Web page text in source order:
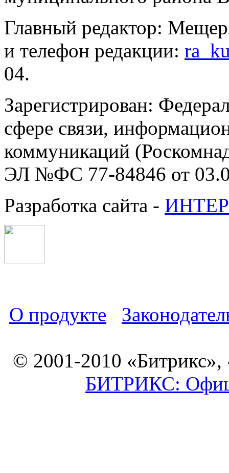
Главный редактор:
и телефон редакции:
04.
Зарегистрирован:
сфере связи,
коммуникаций
ЭЛ №ФС 77-84846 от
Разработка сайта -
О продукте
© 2001-2010 «Битрикс»,
БИТРИКС: